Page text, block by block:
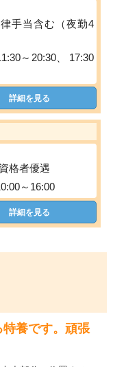
手当含む（夜勤4
～20:30、 17:30
詳細を見る
格者優遇
～16:00
詳細を見る
養です。頑張